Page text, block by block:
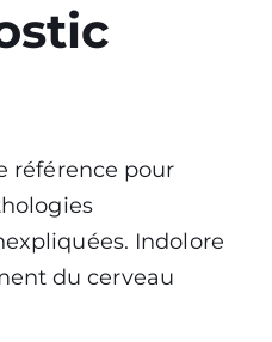
référence pour
Indolore
du cerveau